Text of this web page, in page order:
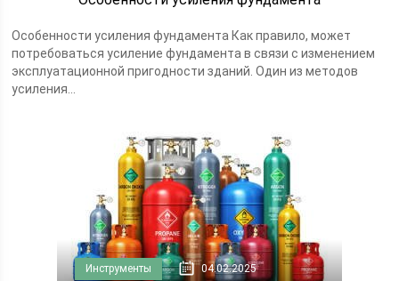
Особенности усиления фундамента Как правило, может
потребоваться усиление фундамента в связи с изменением
эксплуатационной пригодности зданий. Один из методов
усиления...
Инструменты 04.02.2025